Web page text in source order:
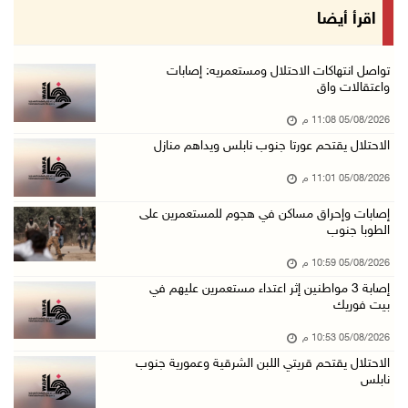
الرئيس يقلد عائلة القائد الوطني الراحل أحمد ع ...
باسم الرئيس: وزير الداخلية يمنح العميد جيسون ...
الاحتلال يقتحم كفر مالك ودير جرير ومستعمرون ي ...
"التربية" تخرج الفوج الأول من مدربي المعلمين ...
05/آب/2026 06:44 م
05/آب/2026 06:43 م
الهلال الأحمر: 8 إصابات إثر اعتداء الاحتلال ...
مخطط استعماري جديد في "جيلو" يهدد بعزل القدس ...
05/آب/2026 06:10 م
اقرأ أيضا
تواصل انتهاكات الاحتلال ومستعمريه: إصابات
واعتقالات واق
05/08/2026 11:08 م
الاحتلال يقتحم عورتا جنوب نابلس ويداهم منازل
05/08/2026 11:01 م
إصابات وإحراق مساكن في هجوم للمستعمرين على
الطوبا جنوب
05/08/2026 10:59 م
إصابة 3 مواطنين إثر اعتداء مستعمرين عليهم في
بيت فوريك
05/08/2026 10:53 م
الاحتلال يقتحم قريتي اللبن الشرقية وعمورية جنوب
نابلس